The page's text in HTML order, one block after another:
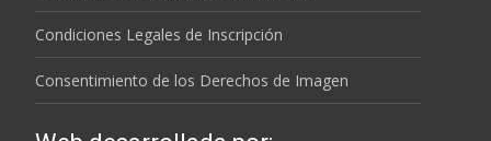
Condiciones Legales de Inscripción
Consentimiento de los Derechos de Imagen